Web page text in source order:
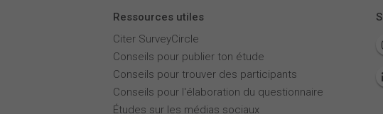
Ressources utiles
Citer SurveyCircle
Conseils pour publier ton étude
Conseils pour trouver des participants
Conseils pour l'élaboration du questionnaire
Études sur les médias sociaux